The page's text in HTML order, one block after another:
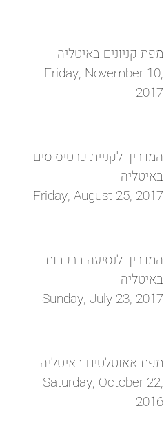
מפת קניונים באיטליה
Friday, November 10,
2017
המדריך לקניית כרטיס סים
באיטליה
Friday, August 25, 2017
המדריך לנסיעה ברכבות
באיטליה
Sunday, July 23, 2017
מפת אאוטלטים באיטליה
Saturday, October 22,
2016